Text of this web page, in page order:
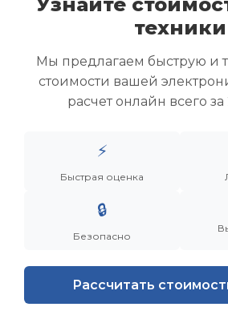
Скупка ноутбуков
Скупка ультрабуков
Скупка рабочих ноутбуков
Скупка старых ноутбуков (б/у)
Скупка внешних жестких дисков
Заказать Смотреть еще
техники
Мы предлагаем быструю и
стоимости вашей
расчет онлайн всего
⚡
Быстрая оценка
🔒
Безопасно
Рассчитать